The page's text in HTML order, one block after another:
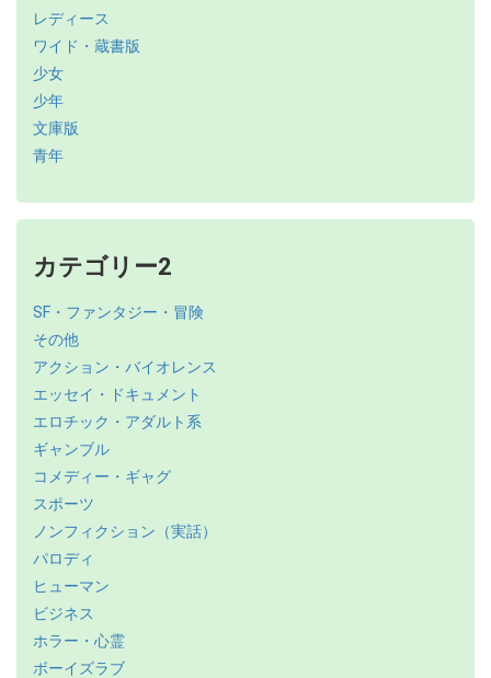
レディース
ワイド・蔵書版
少女
少年
文庫版
青年
カテゴリー2
SF・ファンタジー・冒険
その他
アクション・バイオレンス
エッセイ・ドキュメント
エロチック・アダルト系
ギャンブル
コメディー・ギャグ
スポーツ
ノンフィクション（実話）
パロディ
ヒューマン
ビジネス
ホラー・心霊
ボーイズラブ